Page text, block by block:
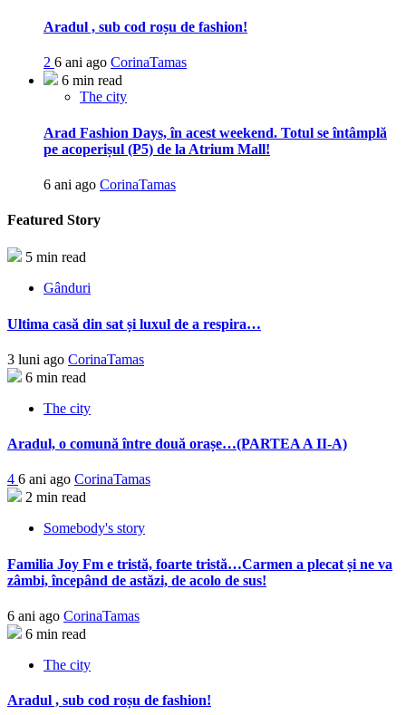
Aradul , sub cod roșu de fashion!
2 6 ani ago CorinaTamas
6 min read
The city
Arad Fashion Days, în acest weekend. Totul se întâmplă
pe acoperișul (P5) de la Atrium Mall!
6 ani ago CorinaTamas
Featured Story
5 min read
Gânduri
Ultima casă din sat și luxul de a respira…
3 luni ago CorinaTamas
6 min read
The city
Aradul, o comună între două orașe…(PARTEA A II-A)
4 6 ani ago CorinaTamas
2 min read
Somebody's story
Familia Joy Fm e tristă, foarte tristă…Carmen a plecat și ne va
zâmbi, începând de astăzi, de acolo de sus!
6 ani ago CorinaTamas
6 min read
The city
Aradul , sub cod roșu de fashion!